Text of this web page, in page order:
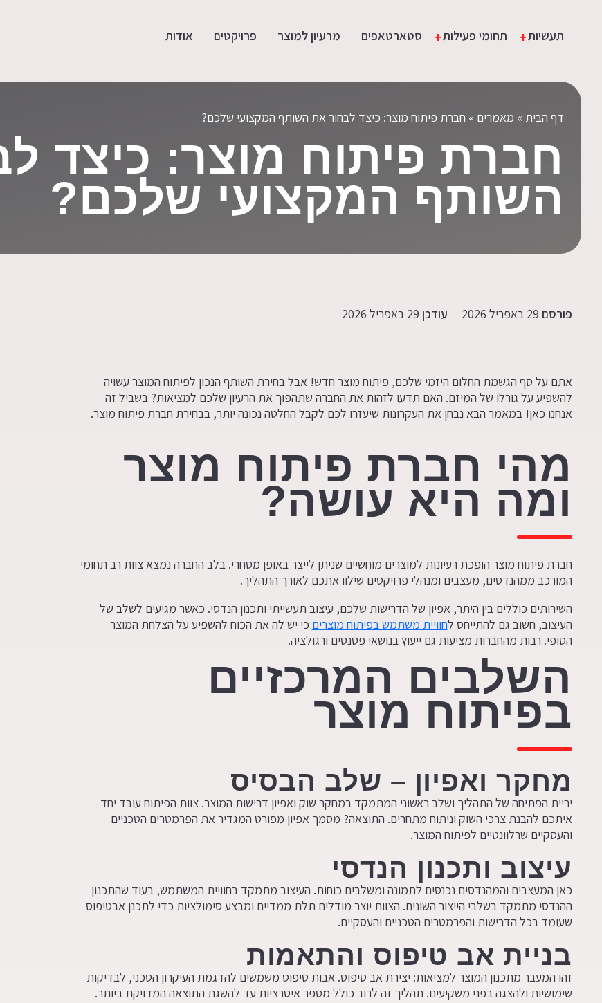
תעשיות תחומי פעילות סטארטאפים מרעיון למוצר פרויקטים אודות
דף הבית » מאמרים » חברת פיתוח מוצר: כיצד לבחור את השותף המקצועי שלכם?
חברת פיתוח מוצר: כיצד
השותף המקצועי שלכם?
פורסם עודכן
אתם על סף הגשמת החלום היזמי שלכם, פיתוח מוצר חדש! אבל בחירת השותף הנכון לפיתוח המוצר עשויה
להשפיע על גורלו של המיזם. האם תדעו לזהות את החברה שתהפוך את הרעיון שלכם למציאות? בשביל זה
אנחנו כאן! במאמר הבא נבחן את העקרונות שיעזרו לכם לקבל החלטה נכונה יותר, בבחירת חברת פיתוח מוצר.
מהי חברת פיתוח מוצר
ומה היא עושה?
חברת פיתוח מוצר הופכת רעיונות למוצרים מוחשיים שניתן לייצר באופן מסחרי. בלב החברה נמצא צוות רב תחומי
המורכב ממהנדסים, מעצבים ומנהלי פרויקטים שילוו אתכם לאורך התהליך.
השירותים כוללים בין היתר, אפיון של הדרישות שלכם, עיצוב תעשייתי ותכנון הנדסי. כאשר מגיעים לשלב של
העיצוב, חשוב גם להתייחס לחוויית משתמש בפיתוח מוצרים כי יש לה את הכוח להשפיע על הצלחת המוצר
הסופי. רבות מהחברות מציעות גם ייעוץ בנושאי פטנטים ורגולציה.
השלבים המרכזיים
בפיתוח מוצר
מחקר ואפיון – שלב הבסיס
יריית הפתיחה של התהליך ושלב ראשוני המתמקד במחקר שוק ואפיון דרישות המוצר. צוות הפיתוח עובד יחד
איתכם להבנת צרכי השוק וניתוח מתחרים. התוצאה? מסמך אפיון מפורט המגדיר את הפרמטרים הטכניים
והעסקיים שרלוונטיים לפיתוח המוצר.
עיצוב ותכנון הנדסי
כאן המעצבים והמהנדסים נכנסים לתמונה ומשלבים כוחות. העיצוב מתמקד בחוויית המשתמש, בעוד שהתכנון
ההנדסי מתמקד בשלבי הייצור השונים. הצוות יוצר מודלים תלת ממדיים ומבצע סימולציות כדי לתכנן אבטיפוס
שעומד בכל הדרישות והפרמטרים הטכניים והעסקיים.
בניית אב טיפוס והתאמות
זהו המעבר מתכנון המוצר למציאות: יצירת אב טיפוס. אבות טיפוס משמשים להדגמת העיקרון הטכני, לבדיקות
שימושיות ולהצגה בפני משקיעים. תהליך זה לרוב כולל מספר איטרציות עד להשגת התוצאה המדויקת ביותר.